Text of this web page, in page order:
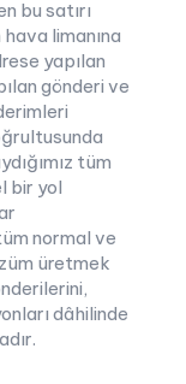
bu satırı
limanına
yapılan
gönderi ve
tüm
bir yol
normal ve
üretmek
dâhilinde